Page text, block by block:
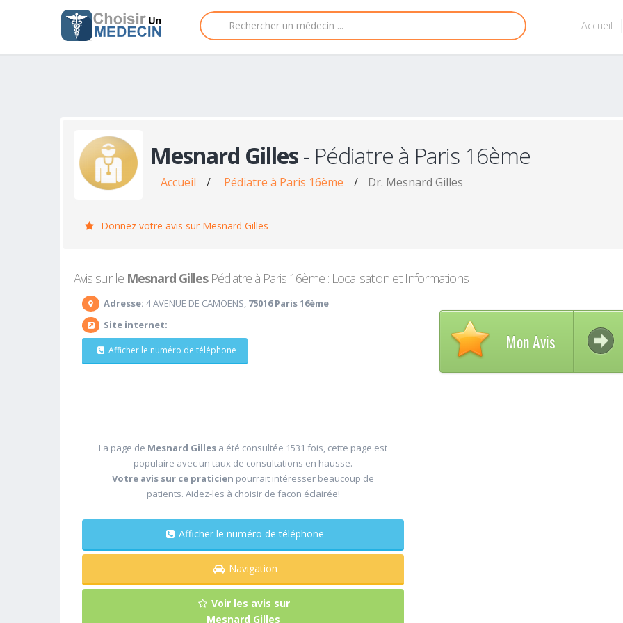
Accueil
Mesnard Gilles- Pédiatre à Paris 16ème
Accueil / Pédiatre à Paris 16ème / Dr. Mesnard Gilles
Donnez votre avis sur Mesnard Gilles
Avis sur le Mesnard GillesPédiatre à Paris 16ème : Localisation et Informations
Adresse: 4 AVENUE DE CAMOENS, 75016 Paris 16ème
Site internet:
Afficher le numéro de téléphone
La page de Mesnard Gilles a été consultée 1531 fois, cette page est
populaire avec un taux de consultations en hausse.
Votre avis sur ce praticien pourrait intéresser beaucoup de
patients. Aidez-les à choisir de facon éclairée!
Afficher le numéro de téléphone
Navigation
Voir les avis sur
Mesnard Gilles
Mon Avis